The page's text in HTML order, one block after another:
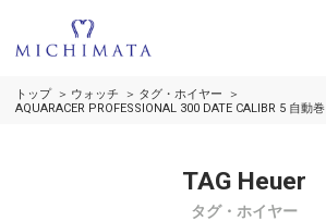
トップ ウォッチ
タグ・ホイヤー
AQUARACER PROFESSIONAL 300 DATE CALIBR 5 自動巻
TAG Heuer
タグ・ホイヤー